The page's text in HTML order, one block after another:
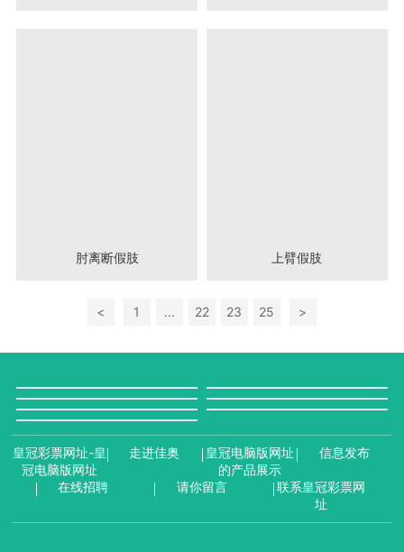
肘离断假肢 上臂假肢
< 1 ... 22 23 25 >
皇冠彩票网址-皇
冠电脑版网址
走进佳奥
皇冠电脑版网址
的产品展示
信息发布
在线招聘 请你留言
联系皇冠彩票网
址